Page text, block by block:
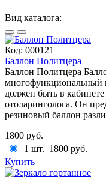
Вид каталога:
Код: 000121
Баллон Политцера
Баллон Политцера
многофункциональный
должен быть в
отоларинголога. Он
резиновый баллон
1800 руб.
1 шт. 1800 руб.
Купить